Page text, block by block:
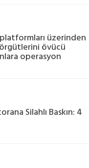
üzerinden
övücü
operasyon
Silahlı Baskın: 4